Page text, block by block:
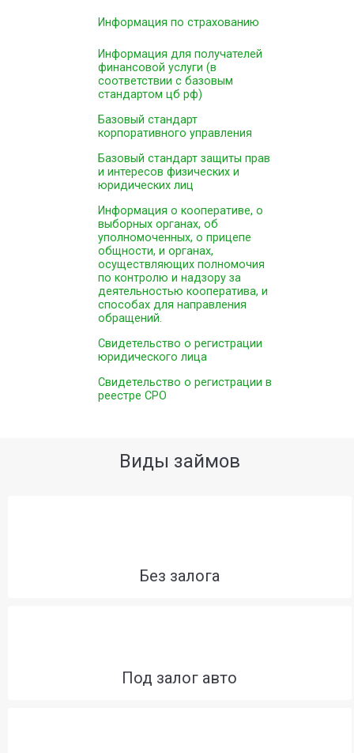
Информация по страхованию
Информация для получателей
финансовой услуги (в
соответствии с базовым
стандартом цб рф)
Базовый стандарт
корпоративного управления
Базовый стандарт защиты прав
и интересов физических и
юридических лиц
Информация о кооперативе, о
выборных органах, об
уполномоченных, о прицепе
общности, и органах,
осуществляющих полномочия
по контролю и надзору за
деятельностью кооператива, и
способах для направления
обращений.
Свидетельство о регистрации
юридического лица
Свидетельство о регистрации в
реестре СРО
Виды займов
Без залога
Под залог авто